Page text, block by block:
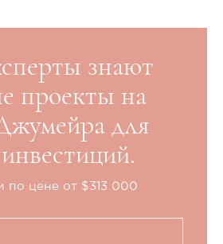
знают
проекты на
для
по цене от $313 000